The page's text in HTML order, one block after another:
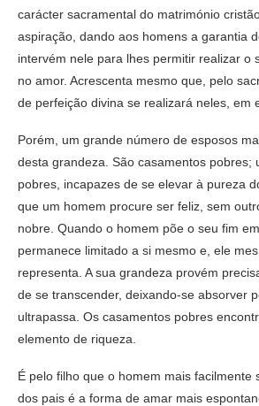
carácter sacramental do matrimónio
aspiração, dando aos homens a garantia
intervém nele para lhes permitir realizar o
no amor. Acrescenta mesmo que, pelo
de perfeição divina se realizará neles, em
Porém, um grande número de esposos
desta grandeza. São casamentos pobres;
pobres, incapazes de se elevar à pureza
que um homem procure ser feliz, sem
nobre. Quando o homem põe o seu fim
permanece limitado a si mesmo e, ele
representa. A sua grandeza provém
de se transcender, deixando-se absorver
ultrapassa. Os casamentos pobres
elemento de riqueza.
É pelo filho que o homem mais facilmente
dos pais é a forma de amar mais